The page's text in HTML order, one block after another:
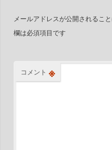
メールアドレスが公開されること
欄は必須項目です
コメント ※